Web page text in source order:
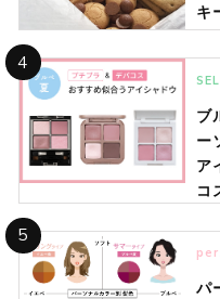
キ
4
ブ
ー
ア
コ
5
パ